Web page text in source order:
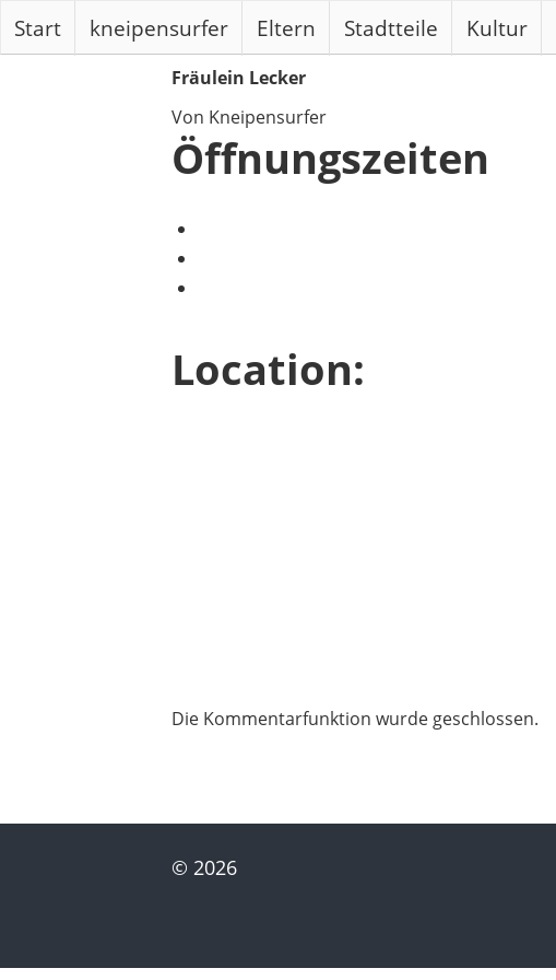
Start kneipensurfer Eltern Stadtteile Kultur
Fräulein Lecker
Von Kneipensurfer
Öffnungszeiten
Location:
Die Kommentarfunktion wurde geschlossen.
© 2026